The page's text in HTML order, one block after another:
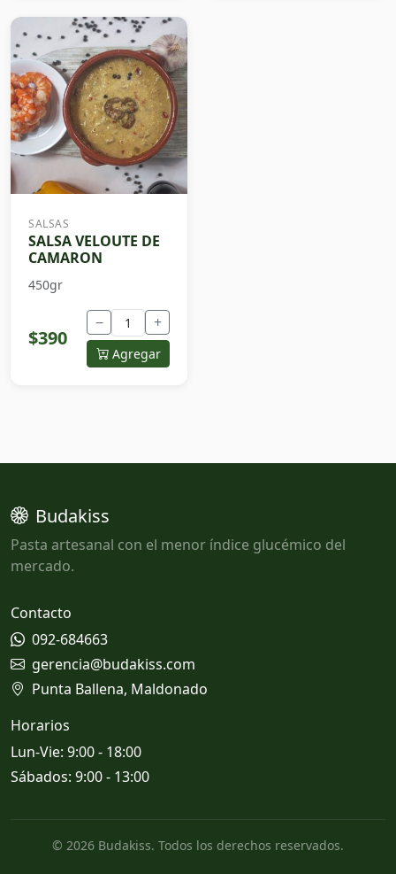
SALSAS
SALSA VELOUTE DE
CAMARON
450gr
$390
− +
Agregar
Budakiss
Pasta artesanal con el menor índice glucémico del
mercado.
Contacto
092-684663
gerencia@budakiss.com
Punta Ballena, Maldonado
Horarios
Lun-Vie: 9:00 - 18:00
Sábados: 9:00 - 13:00
© 2026 Budakiss. Todos los derechos reservados.